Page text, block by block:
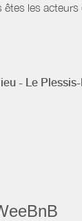
les
- Le